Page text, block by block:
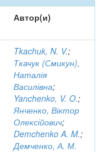
Автор(и)
Tkachuk, N. V.;
Ткачук (Смикун),
Наталія
Василівна;
Yanchenko, V. O.;
Янченко, Віктор
Олексійович;
Demchenko A. M.;
Демченко, А. М.